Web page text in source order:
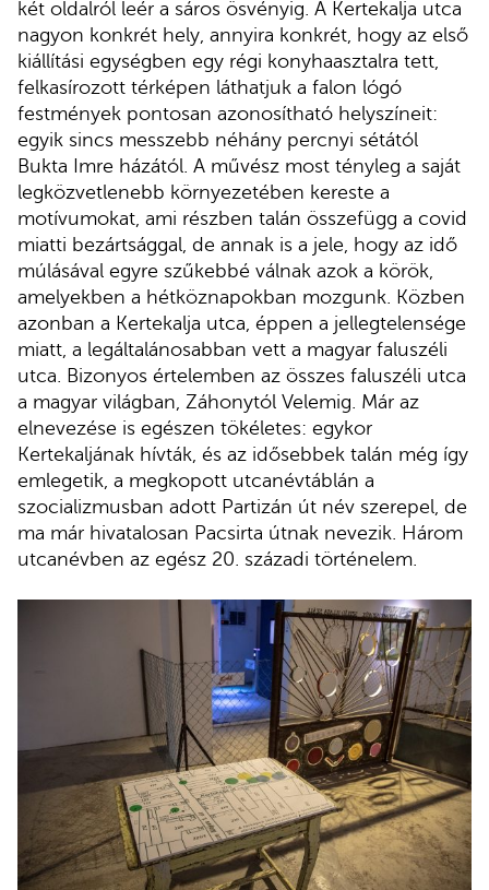
két oldalról leér a sáros ösvényig. A Kertekalja utca
nagyon konkrét hely, annyira konkrét, hogy az első
kiállítási egységben egy régi konyhaasztalra tett,
felkasírozott térképen láthatjuk a falon lógó
festmények pontosan azonosítható helyszíneit:
egyik sincs messzebb néhány percnyi sétától
Bukta Imre házától. A művész most tényleg a saját
legközvetlenebb környezetében kereste a
motívumokat, ami részben talán összefügg a covid
miatti bezártsággal, de annak is a jele, hogy az idő
múlásával egyre szűkebbé válnak azok a körök,
amelyekben a hétköznapokban mozgunk. Közben
azonban a Kertekalja utca, éppen a jellegtelensége
miatt, a legáltalánosabban vett a magyar faluszéli
utca. Bizonyos értelemben az összes faluszéli utca
a magyar világban, Záhonytól Velemig. Már az
elnevezése is egészen tökéletes: egykor
Kertekaljának hívták, és az idősebbek talán még így
emlegetik, a megkopott utcanévtáblán a
szocializmusban adott Partizán út név szerepel, de
ma már hivatalosan Pacsirta útnak nevezik. Három
utcanévben az egész 20. századi történelem.